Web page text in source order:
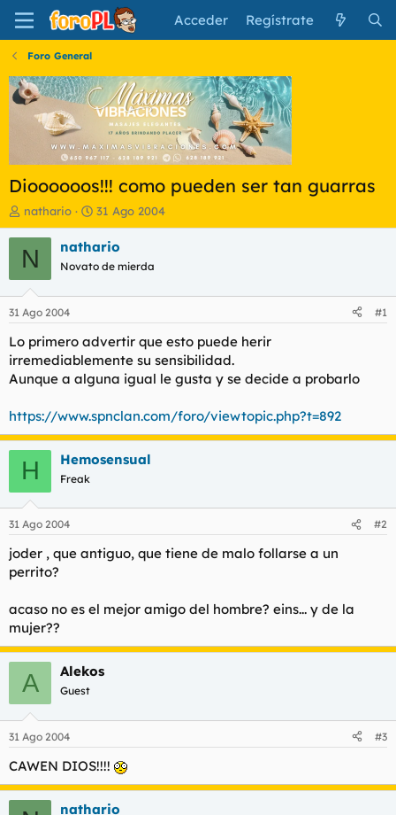
Acceder Regístrate
Foro General
Dioooooos!!! como pueden ser tan guarras
I
n
i
c
a
d
o
r
d
e
l
e
m
a
nathario
F
e
c
a
i
n
c
i
31 Ago 2004
N nathario
Novato de mierda
31 Ago 2004 #1
Lo primero advertir que esto puede herir
irremediablemente su sensibilidad.
Aunque a alguna igual le gusta y se decide a probarlo
https://www.spnclan.com/foro/viewtopic.php?t=892
H Hemosensual
Freak
31 Ago 2004 #2
joder , que antiguo, que tiene de malo follarse a un
perrito?
acaso no es el mejor amigo del hombre? eins... y de la
mujer??
A Alekos
Guest
31 Ago 2004 #3
CAWEN DIOS!!!!
nathario